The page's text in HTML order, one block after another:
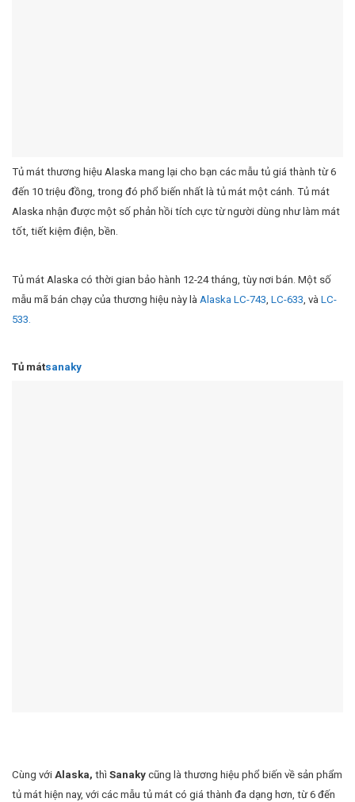
Tủ mát thương hiệu Alaska mang lại cho bạn các mẫu tủ giá thành từ 6
đến 10 triệu đồng, trong đó phổ biến nhất là tủ mát một cánh. Tủ mát
Alaska nhận được một số phản hồi tích cực từ người dùng như làm mát
tốt, tiết kiệm điện, bền.
Tủ mát Alaska có thời gian bảo hành 12-24 tháng, tùy nơi bán. Một số
mẫu mã bán chạy của thương hiệu này là Alaska LC-743 LC-633 , và LC-
533.
Tủ mátsanaky
Cùng với Alaska, thì Sanaky cũng là thương hiệu phổ biến về sản phẩm
tủ mát hiện nay, với các mẫu tủ mát có giá thành đa dạng hơn, từ 6 đến